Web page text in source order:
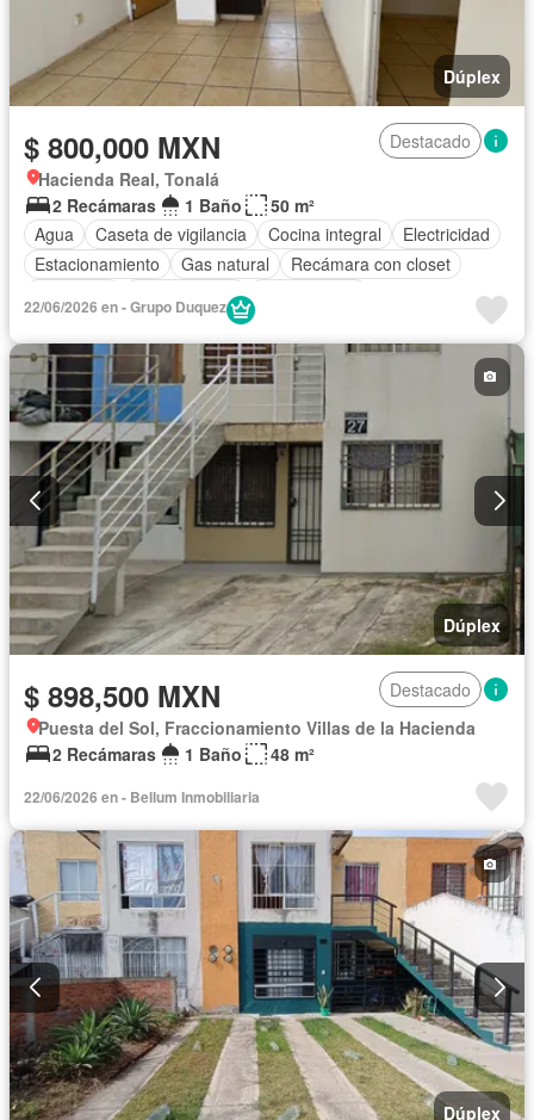
Dúplex
$ 800,000 MXN
Destacado
Hacienda Real, Tonalá
2 Recámaras
1 Baño
50 m²
Agua
Caseta de vigilancia Cocina integral
Electricidad
Estacionamiento
Gas natural
Recámara con closet
Zonas verdes
22/06/2026 en - Grupo Duquez
Dúplex
$ 898,500 MXN
Destacado
Puesta del Sol, Fraccionamiento Villas de la Hacienda
2 Recámaras
1 Baño 48 m²
22/06/2026 en - Bellum Inmobiliaria
Dúplex